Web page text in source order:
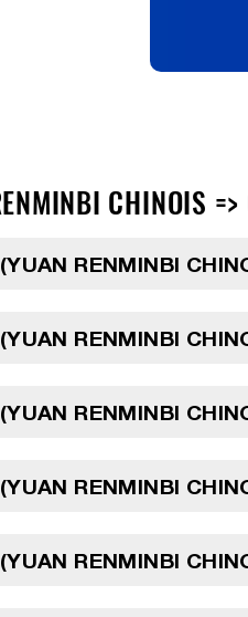
CHINOIS
RENMINBI
RENMINBI
RENMINBI
RENMINBI
RENMINBI